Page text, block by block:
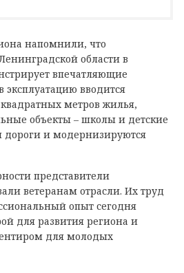
напомнили, что
области в
впечатляющие
эксплуатацию вводится
метров жилья,
объекты – школы и детские
дороги и модернизируются
представители
ветеранам отрасли. Их труд
опыт сегодня
для развития региона и
для молодых